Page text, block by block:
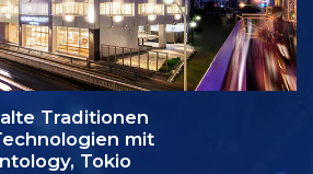
Traditionen
mit
Tokio